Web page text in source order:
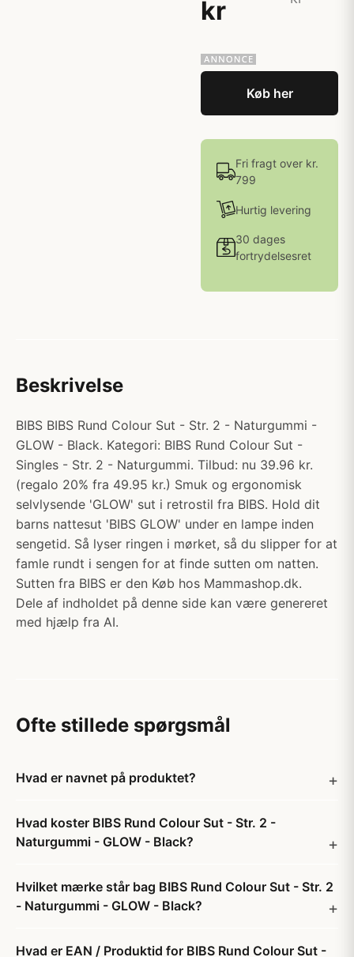
kr
Køb her
Fri fragt over kr.
799
Hurtig levering
30 dages
fortrydelsesret
Beskrivelse
BIBS BIBS Rund Colour Sut - Str. 2 - Naturgummi -
GLOW - Black. Kategori: BIBS Rund Colour Sut -
Singles - Str. 2 - Naturgummi. Tilbud: nu 39.96 kr.
(regalo 20% fra 49.95 kr.) Smuk og ergonomisk
selvlysende 'GLOW' sut i retrostil fra BIBS. Hold dit
barns nattesut 'BIBS GLOW' under en lampe inden
sengetid. Så lyser ringen i mørket, så du slipper for at
famle rundt i sengen for at finde sutten om natten.
Sutten fra BIBS er den Køb hos Mammashop.dk.
Dele af indholdet på denne side kan være genereret
med hjælp fra AI.
Ofte stillede spørgsmål
Hvad er navnet på produktet?
Hvad koster BIBS Rund Colour Sut - Str. 2 -
Naturgummi - GLOW - Black?
Hvilket mærke står bag BIBS Rund Colour Sut - Str. 2
- Naturgummi - GLOW - Black?
Hvad er EAN / Produktid for BIBS Rund Colour Sut -